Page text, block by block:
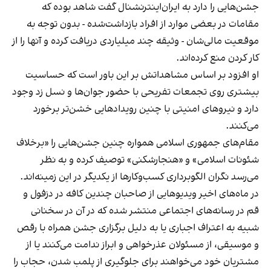
جشن‌هایی را دارد به ایران‌اینترنشنال گفت شاهد بوده که
مقامات در بعضی موارد از افراد بازداشت‌‌شده - بدون توجه به
موقعیت مالی‌شان - وثیقه چند میلیاردی دریافت کرده و آنها را از
کار کردن منع کرده‌اند.
او افزود بر اساس مشاهداتش بر این باور است که حساسیت
بیشتری روی تجمعات تفریحی با حضور جوان‌ها و نسل زد وجود
دارد و نیروهای امنیتی با چنین رویدادهایی خشن‌تر برخورد
می‌کنند.
مقام‌های جمهوری اسلامی همواره چنین جشن‌هایی را «برخلاف
شئونات اسلامی» و «هنجارشکنی» توصیف کرده و به نظر
می‌رسد نگران الگوبرداری کسب‌وکارها از یکدیگر در این زمینه‌اند.
در ماه‌های اخیر ویدیوهایی از صاحبان چندین کافه در دزفول و
قم در رسانه‌های اجتماعی منتشر شده که در آن در سخنانی
شبیه به اعتراف اجباری یا به دلیل برگزاری جشن همراه با رقص
و موسیقی، از مسئولان عذرخواهی و ابراز ندامت می‌کنند یا از
مشتریان خود می‌خواهند برای جلوگیری از پلمب شدن، حجاب را